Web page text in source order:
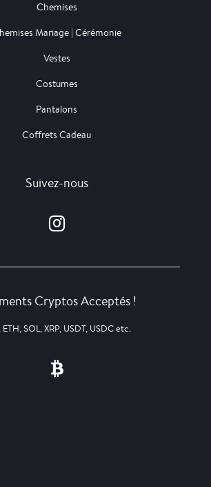
Chemises
Mariage | Cérémonie
Vestes
Costumes
Pantalons
Coffrets Cadeau
Suivez-nous
Cryptos Acceptés !
ETH, SOL, XRP, USDT, USDC etc.